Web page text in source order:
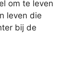
om te leven
leven die
bij de